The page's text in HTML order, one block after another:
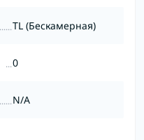
TL (Бескамерная)
0
N/A